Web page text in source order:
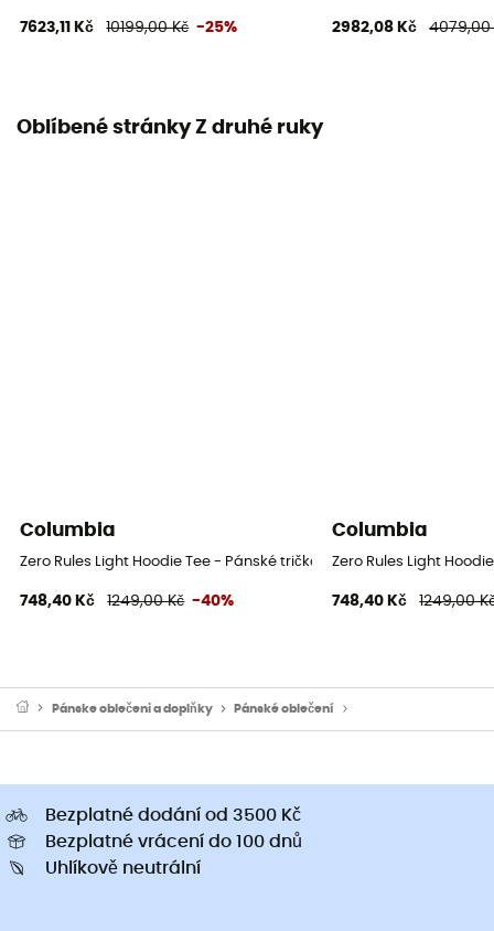
7623,11 Kč 10199,00 Kč -25% 2982,08 Kč 4079,00
Oblíbené stránky Z druhé ruky
Columbia
Zero Rules Light Hoodie Tee - Pánské tričko s UV ochranou
748,40 Kč 1249,00 Kč -40%
Columbia
Zero Rules Light
748,40 Kč 1249,00
Pánske oblečeni a doplňky Pánské oblečení
Bezplatné dodání od 3500 Kč
Bezplatné vrácení do 100 dnů
Uhlíkově neutrální